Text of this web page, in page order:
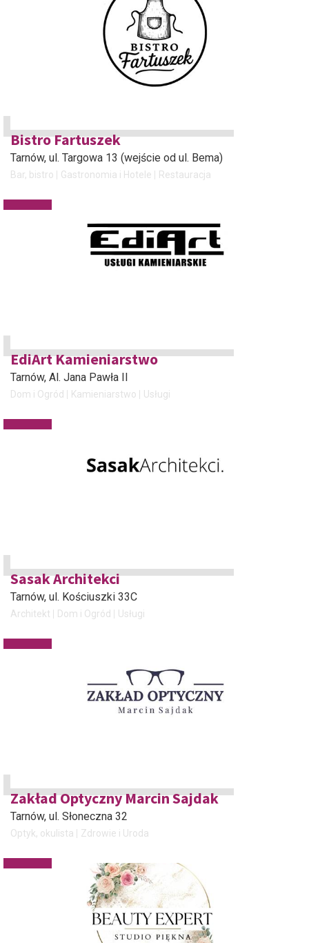
Bistro Fartuszek
Tarnów, ul. Targowa 13 (wejście od ul. Bema)
Bar, bistro Gastronomia i Hotele Restauracja
EdiArt Kamieniarstwo
Tarnów, Al. Jana Pawła II
Dom i Ogród Kamieniarstwo Usługi
Sasak Architekci
Tarnów, ul. Kościuszki 33C
Architekt Dom i Ogród Usługi
Zakład Optyczny Marcin Sajdak
Tarnów, ul. Słoneczna 32
Optyk, okulista Zdrowie i Uroda